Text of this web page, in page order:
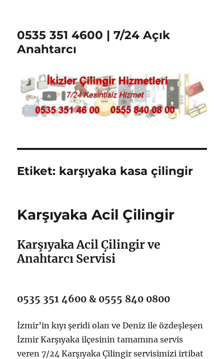
0535 351 4600 | 7/24 Açık
Anahtarcı
Etiket: karşıyaka kasa çilingir
Karşıyaka Acil Çilingir
Karşıyaka Acil Çilingir ve
Anahtarcı Servisi
0535 351 4600 & 0555 840 0800
İzmir’in kıyı şeridi olan ve Deniz ile özdeşleşen
İzmir Karşıyaka ilçesinin tamamına servis
veren 7/24 Karşıyaka Çilingir servisimizi irtibat